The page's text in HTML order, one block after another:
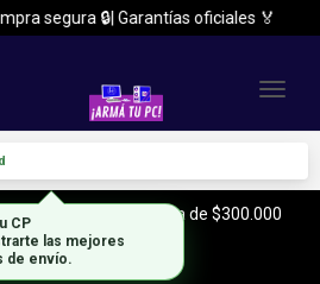
segura 🔒| Garantías oficiales 🏅
Zona Sur, con tu compra de $300.000
mas!
CP
las mejores
de envío.